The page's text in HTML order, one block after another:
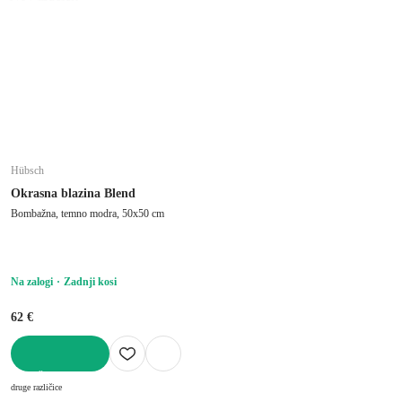
Hübsch
Okrasna blazina Blend
Bombažna, temno modra, 50x50 cm
Na zalogi Zadnji kosi
62 €
druge različice